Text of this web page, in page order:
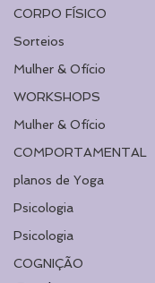
CORPO FÍSICO
Sorteios
Mulher & Ofício
WORKSHOPS
Mulher & Ofício
COMPORTAMENTAL
planos de Yoga
Psicologia
Psicologia
COGNIÇÃO